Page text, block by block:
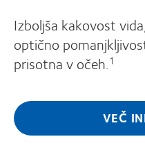
Izboljša kakovost
optično
prisotna v očeh.1
VEČ